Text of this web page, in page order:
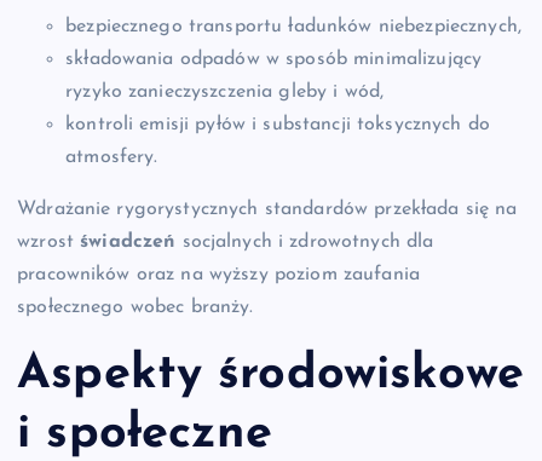
bezpiecznego transportu ładunków niebezpiecznych,
składowania odpadów w sposób minimalizujący
ryzyko zanieczyszczenia gleby i wód,
kontroli emisji pyłów i substancji toksycznych do
atmosfery.
Wdrażanie rygorystycznych standardów przekłada się na
wzrost świadczeń socjalnych i zdrowotnych dla
pracowników oraz na wyższy poziom zaufania
społecznego wobec branży.
Aspekty środowiskowe
i społeczne